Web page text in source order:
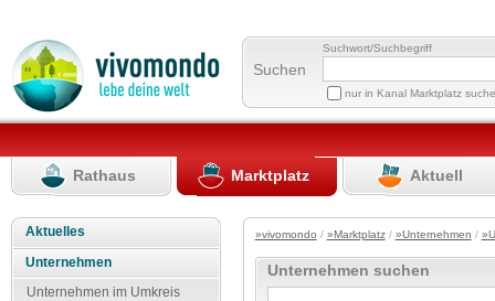
Suchen
Suchwort/Suchbegriff
nur in Kanal Marktplatz
Rathaus Marktplatz Aktuell
Aktuelles
Unternehmen
Unternehmen im Umkreis
»vivomondo / »Marktplatz/ »Unternehmen /
Unternehmen suchen